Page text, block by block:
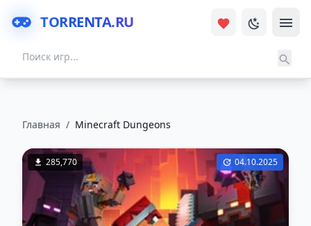
TORRENTA.RU
Главная / Minecraft Dungeons
285,770 04.10.2025